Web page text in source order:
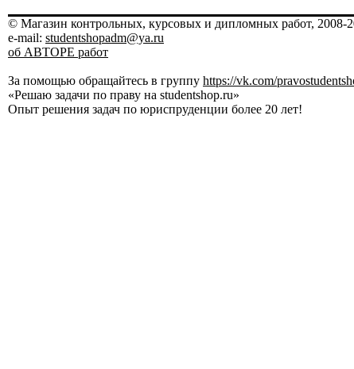
© Магазин контрольных, курсовых и дипломных работ, 2008-
e-mail: studentshopadm@ya.ru
об АВТОРЕ работ
За помощью обращайтесь в группу https://vk.com/
«Решаю задачи по праву на studentshop.ru»
Опыт решения задач по юриспруденции более 20 лет!